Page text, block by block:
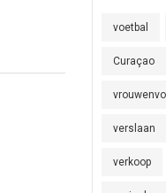
voetbal
Curaçao
verslaan
verkoop